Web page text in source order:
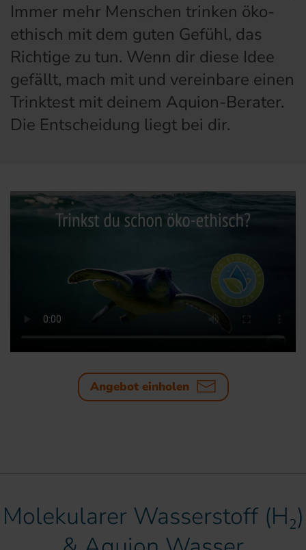
Immer mehr Menschen trinken öko-
ethisch mit dem guten Gefühl, das
Richtige zu tun. Wenn dir diese Idee
gefällt, mach mit und vereinbare einen
Trinktest mit deinem Aquion-Berater.
Die Entscheidung liegt bei dir.
Angebot einholen
Molekularer Wasserstoff (H₂)